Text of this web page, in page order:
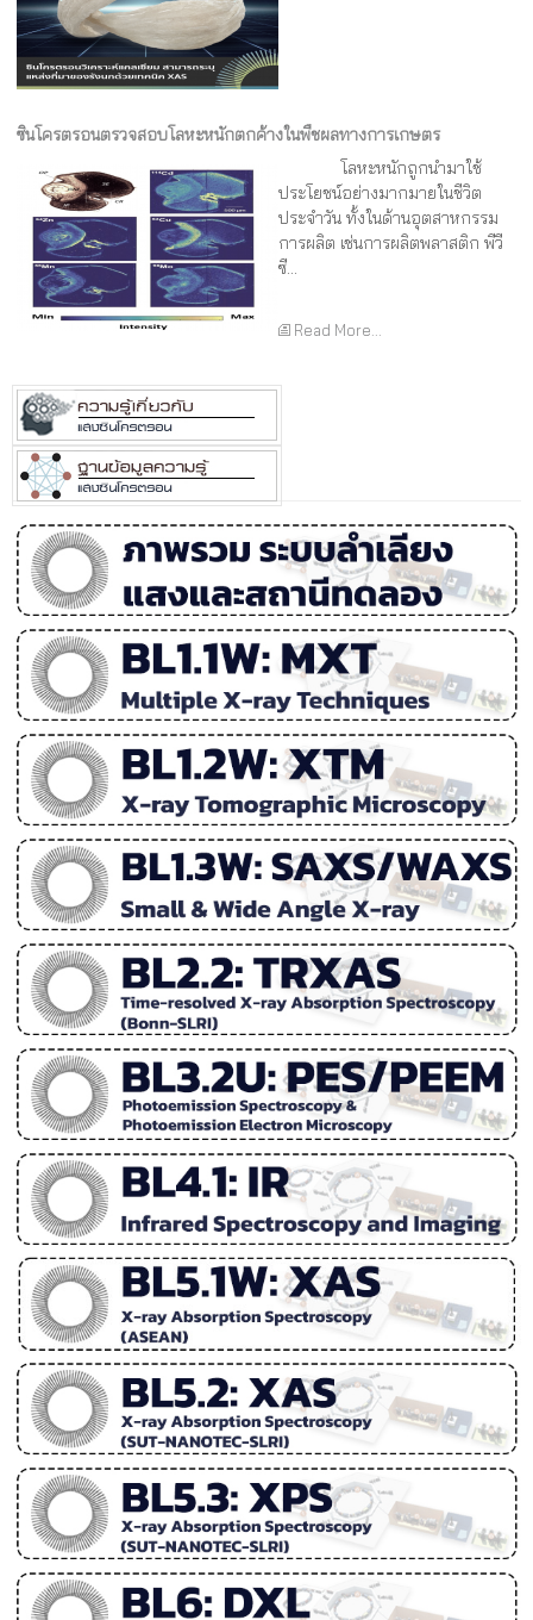
ซินโครตรอนตรวจสอบโลหะหนักตกค้างในพืชผลทางการเกษตร
โลหะหนักถูกนำมาใช้
ประโยชน์อย่างมากมายในชีวิต
ประจำวัน ทั้งในด้านอุตสาหกรรม
การผลิต เช่นการผลิตพลาสติก พีวี
ซี...
Read More...